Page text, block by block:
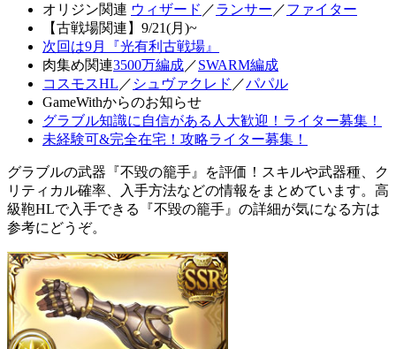
オリジン関連 ウィザード ／ランサー ／ファイター
【古戦場関連】9/21(月)~
次回は9月『光有利古戦場』
肉集め関連3500万編成／SWARM編成
コスモスHL ／ シュヴァクレド ／パパル
GameWithからのお知らせ
グラブル知識に自信がある人大歓迎！ライター募集！
未経験可&完全在宅！攻略ライター募集！
グラブルの武器『不毀の籠手』を評価！スキルや武器種、ク
リティカル確率、入手方法などの情報をまとめています。高
級鞄HLで入手できる『不毀の籠手』の詳細が気になる方は
参考にどうぞ。